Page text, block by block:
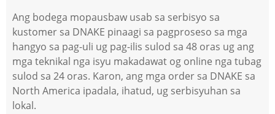
Ang bodega mopausbaw usab sa serbisyo sa
kustomer sa DNAKE pinaagi sa pagproseso sa mga
hangyo sa pag-uli ug pag-ilis sulod sa 48 oras ug ang
mga teknikal nga isyu makadawat og online nga tubag
sulod sa 24 oras. Karon, ang mga order sa DNAKE sa
North America ipadala, ihatud, ug serbisyuhan sa
lokal.